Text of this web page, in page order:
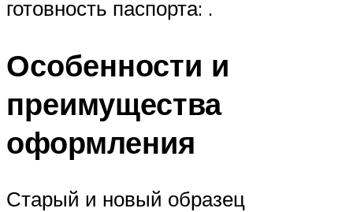
готовность паспорта: .
Особенности и
преимущества
оформления
Старый и новый образец